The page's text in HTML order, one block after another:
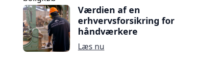
Værdien af en
erhvervsforsikring for
håndværkere
Læs nu